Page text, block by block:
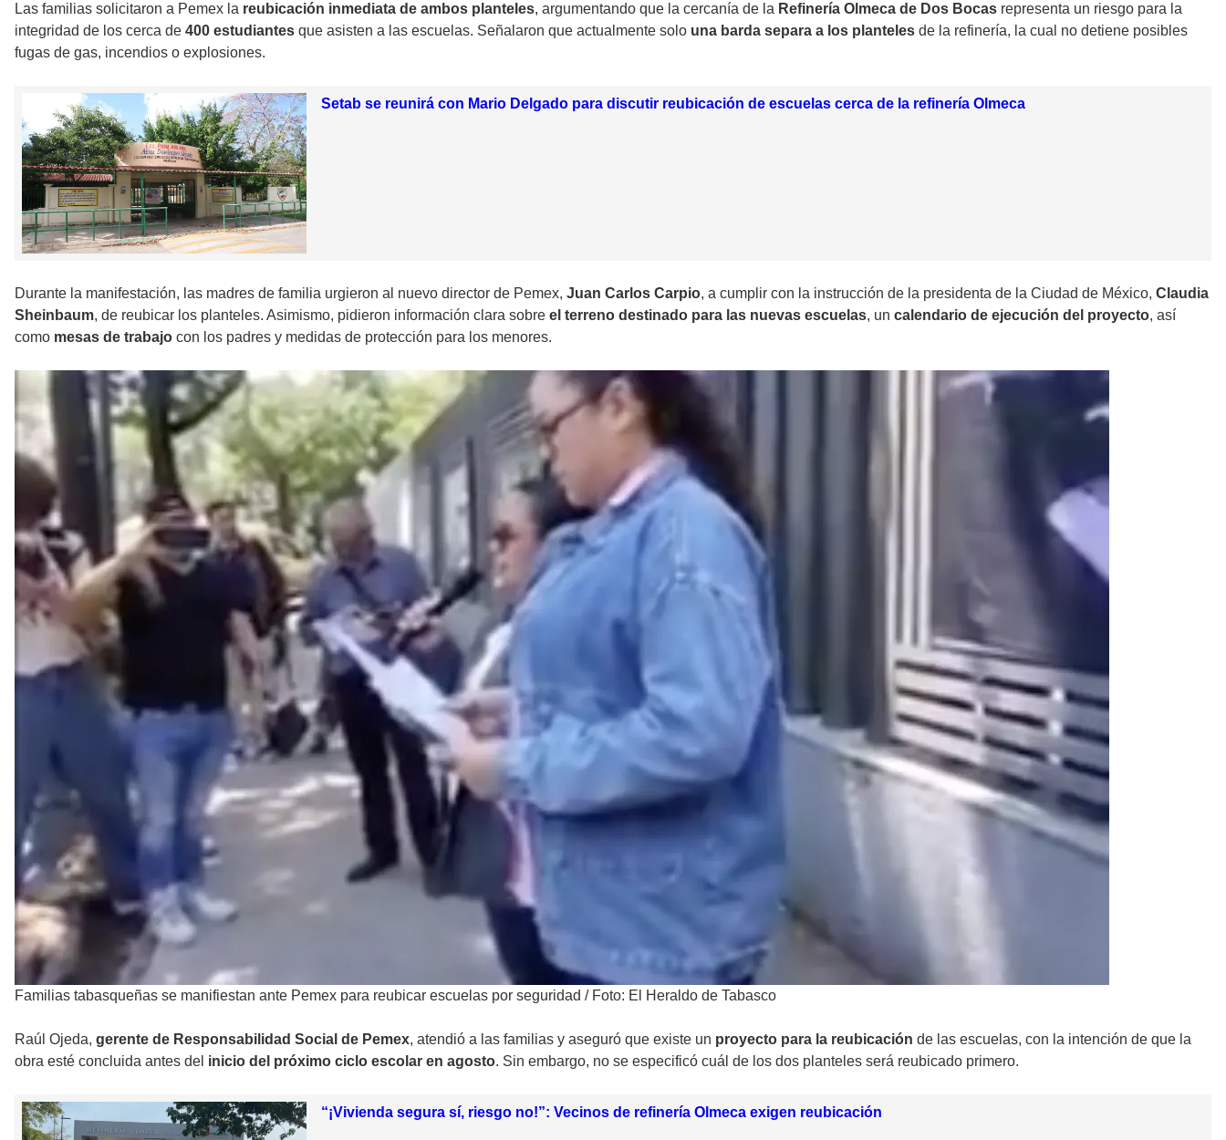
Las familias solicitaron a Pemex la reubicación inmediata de ambos planteles, argumentando que la cercanía de la Refinería Olmeca de Dos Bocas representa un riesgo para la
integridad de los cerca de 400 estudiantes que asisten a las escuelas. Señalaron que actualmente solo una barda separa a los planteles de la refinería, la cual no detiene posibles
fugas de gas, incendios o explosiones.
Setab se reunirá con Mario Delgado para discutir reubicación de escuelas cerca de la refinería Olmeca
Durante la manifestación, las madres de familia urgieron al nuevo director de Pemex, Juan Carlos Carpio, a cumplir con la instrucción de la presidenta de la Ciudad de México, Claudia
Sheinbaum, de reubicar los planteles. Asimismo, pidieron información clara sobre el terreno destinado para las nuevas escuelas, un calendario de ejecución del proyecto, así
como mesas de trabajo con los padres y medidas de protección para los menores.
Familias tabasqueñas se manifiestan ante Pemex para reubicar escuelas por seguridad / Foto: El Heraldo de Tabasco
Raúl Ojeda, gerente de Responsabilidad Social de Pemex, atendió a las familias y aseguró que existe un proyecto para la reubicación de las escuelas, con la intención de que la
obra esté concluida antes del inicio del próximo ciclo escolar en agosto. Sin embargo, no se especificó cuál de los dos planteles será reubicado primero.
“¡Vivienda segura sí, riesgo no!”: Vecinos de refinería Olmeca exigen reubicación